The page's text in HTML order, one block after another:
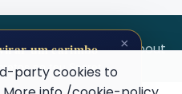
TermsPrivacyAbout
Free.
party cookies to
×
um carimbo
no teu Secret